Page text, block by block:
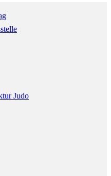
Judo